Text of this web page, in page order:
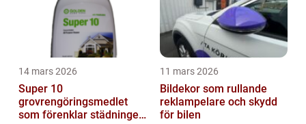
14 mars 2026
Super 10
grovrengöringsmedlet
som förenklar städningen
11 mars 2026
Bildekor som rullande
reklampelare och skydd
för bilen